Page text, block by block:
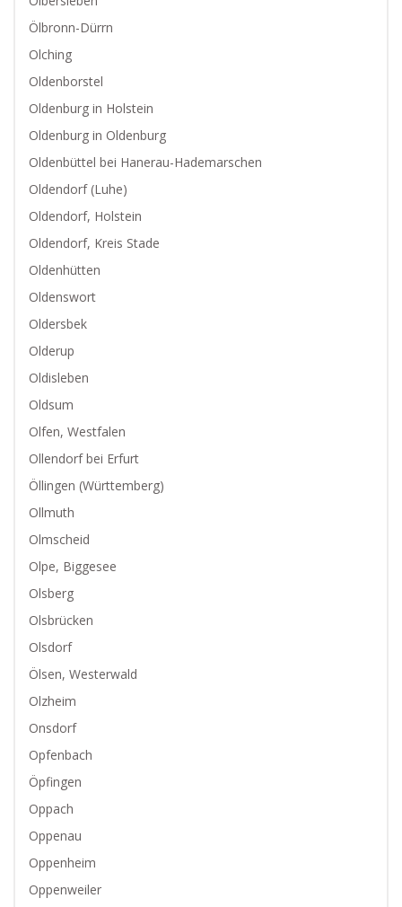
Ölbronn-Dürrn
Olching
Oldenborstel
Oldenburg in Holstein
Oldenburg in Oldenburg
Oldenbüttel bei Hanerau-Hademarschen
Oldendorf (Luhe)
Oldendorf, Holstein
Oldendorf, Kreis Stade
Oldenhütten
Oldenswort
Oldersbek
Olderup
Oldisleben
Oldsum
Olfen, Westfalen
Ollendorf bei Erfurt
Öllingen (Württemberg)
Ollmuth
Olmscheid
Olpe, Biggesee
Olsberg
Olsbrücken
Olsdorf
Ölsen, Westerwald
Olzheim
Onsdorf
Opfenbach
Öpfingen
Oppach
Oppenau
Oppenheim
Oppenweiler